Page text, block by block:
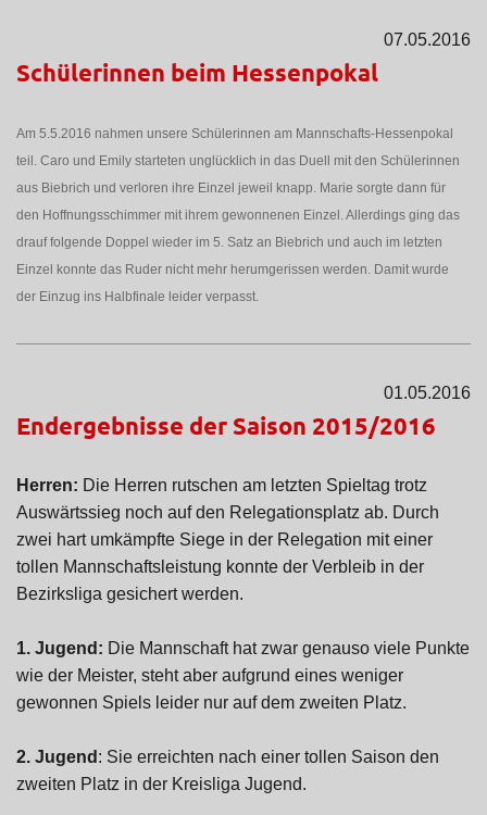
07.05.2016
Schülerinnen beim Hessenpokal
Am 5.5.2016 nahmen unsere Schülerinnen am Mannschafts-Hessenpokal
teil. Caro und Emily starteten unglücklich in das Duell mit den Schülerinnen
aus Biebrich und verloren ihre Einzel jeweil knapp. Marie sorgte dann für
den Hoffnungsschimmer mit ihrem gewonnenen Einzel. Allerdings ging das
drauf folgende Doppel wieder im 5. Satz an Biebrich und auch im letzten
Einzel konnte das Ruder nicht mehr herumgerissen werden. Damit wurde
der Einzug ins Halbfinale leider verpasst.
01.05.2016
Endergebnisse der Saison 2015/2016
Herren: Die Herren rutschen am letzten Spieltag trotz
Auswärtssieg noch auf den Relegationsplatz ab. Durch
zwei hart umkämpfte Siege in der Relegation mit einer
tollen Mannschaftsleistung konnte der Verbleib in der
Bezirksliga gesichert werden.
1. Jugend: Die Mannschaft hat zwar genauso viele Punkte
wie der Meister, steht aber aufgrund eines weniger
gewonnen Spiels leider nur auf dem zweiten Platz.
2. Jugend: Sie erreichten nach einer tollen Saison den
zweiten Platz in der Kreisliga Jugend.